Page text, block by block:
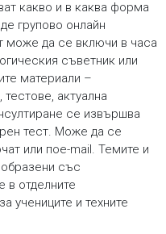
какво и в каква форма
групово онлайн
може да се включи в часа
съветник или
материали –
актуална
се извършва
тест. Може да се
или пое-mail. Темите и
със
в отделните
учениците и техните